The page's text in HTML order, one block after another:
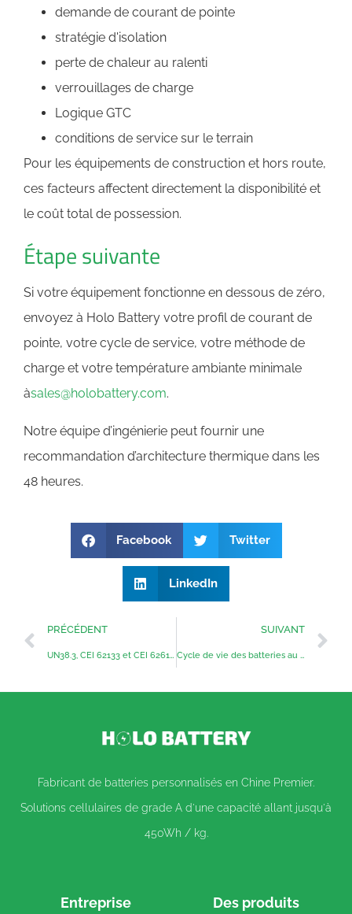
demande de courant de pointe
stratégie d'isolation
perte de chaleur au ralenti
verrouillages de charge
Logique GTC
conditions de service sur le terrain
Pour les équipements de construction et hors route,
ces facteurs affectent directement la disponibilité et
le coût total de possession.
Étape suivante
Si votre équipement fonctionne en dessous de zéro,
envoyez à Holo Battery votre profil de courant de
pointe, votre cycle de service, votre méthode de
charge et votre température ambiante minimale
àsales@holobattery.com.
Notre équipe d’ingénierie peut fournir une
recommandation d’architecture thermique dans les
48 heures.
Facebook Twitter
LinkedIn
PRÉCÉDENT
UN38.3, CEI 62133 et CEI 62619 : Guide de conformité des batteries pour les acheteurs OEM
SUIVANT
Cycle de vie des batteries au lithium Q&A : Guide d'ingénierie expert
Fabricant de batteries personnalisés en Chine Premier.
Solutions cellulaires de grade A d'une capacité allant jusqu'à
450Wh / kg.
Entreprise Des produits